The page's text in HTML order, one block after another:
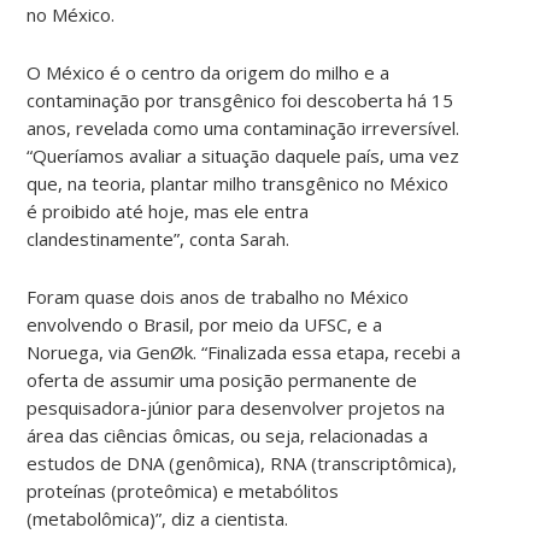
no México.
O México é o centro da origem do milho e a
contaminação por transgênico foi descoberta há 15
anos, revelada como uma contaminação irreversível.
“Queríamos avaliar a situação daquele país, uma vez
que, na teoria, plantar milho transgênico no México
é proibido até hoje, mas ele entra
clandestinamente”, conta Sarah.
Foram quase dois anos de trabalho no México
envolvendo o Brasil, por meio da UFSC, e a
Noruega, via GenØk. “Finalizada essa etapa, recebi a
oferta de assumir uma posição permanente de
pesquisadora-júnior para desenvolver projetos na
área das ciências ômicas, ou seja, relacionadas a
estudos de DNA (genômica), RNA (transcriptômica),
proteínas (proteômica) e metabólitos
(metabolômica)”, diz a cientista.